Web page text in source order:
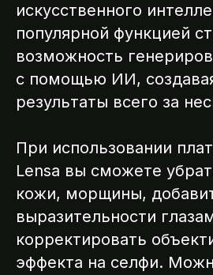
искусственного
популярной функцией
возможность
с помощью ИИ,
результаты всего за
При использовании
Lensa вы сможете
кожи, морщины,
выразительности
корректировать
эффекта на селфи.